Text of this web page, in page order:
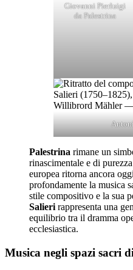
Giovanni Pierluigi
da Palestrina
Palestrina rimane un
rinascimentale e di
europea ritorna ancora
profondamente la musica
stile compositivo e la sua
Salieri rappresenta una
equilibrio tra il dramma
ecclesiastica.
Musica negli spazi sacri